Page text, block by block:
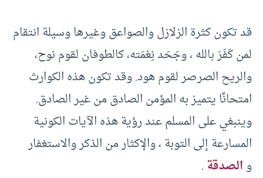
قد تكون كثرة الزلازل والصواعق وغيرها وسيلة انتقام
لمن كَفَرَ بالله ، وجَحَد نِعْمَته، كالطوفان لقوم نوح،
والريح الصرصر لقوم هود. وقد تكون هذه الكوارث
امتحانًا يتميز به المؤمن الصادق من غير الصادق.
وينبغي على المسلم عند رؤية هذه الآيات الكونية
المسارعة إلى التوبة ، والإكثار من الذكر والاستغفار
والصدقة.